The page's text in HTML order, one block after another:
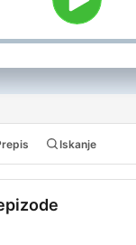
Iskanje